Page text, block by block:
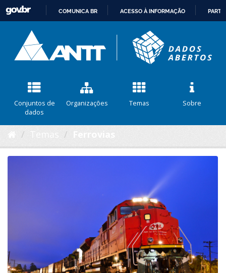
CONTEÚDO
COMUNICA BR ACESSO À INFORMAÇÃO
Conjuntos de
dados
Organizações Temas Sobre